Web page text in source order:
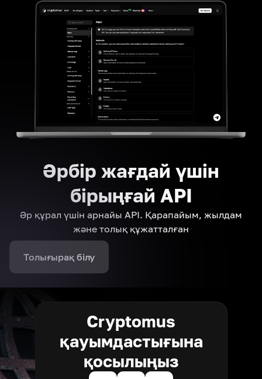
Әрбір жағдай үшін
бірыңғай API
Әр құрал үшін арнайы API. Қарапайым, жылдам
және толық құжатталған
Толығырақ білу
Cryptomus
қауымдастығына
қосылыңыз